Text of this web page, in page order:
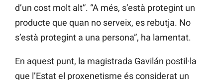
d’un cost molt alt”. “A més, s’està protegint un
producte que quan no serveix, es rebutja. No
s’està protegint a una persona”, ha lamentat.
En aquest punt, la magistrada Gavilán postil·la
que l’Estat el proxenetisme és considerat un